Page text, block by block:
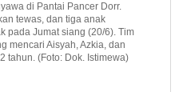
di Pantai Pancer Dorr.
tewas, dan tiga anak
pada Jumat siang (20/6). Tim
mencari Aisyah, Azkia, dan
tahun. (Foto: Dok. Istimewa)